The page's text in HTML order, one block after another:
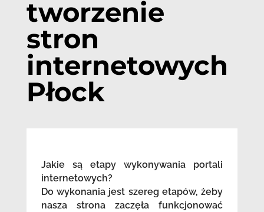
tworzenie
stron
internetowych
Płock
Jakie są etapy wykonywania portali
internetowych?
Do wykonania jest szereg etapów, żeby
nasza strona zaczęła funkcjonować